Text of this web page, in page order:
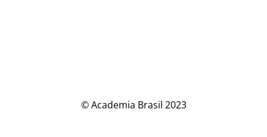
© Academia Brasil 2023